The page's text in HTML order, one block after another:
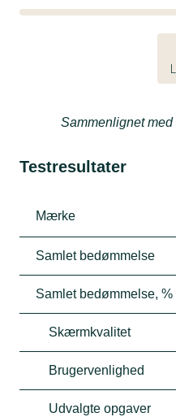
Sammenlignet med
Testresultater
Mærke
Samlet bedømmelse
Samlet bedømmelse, %
Skærmkvalitet
Brugervenlighed
Udvalgte opgaver